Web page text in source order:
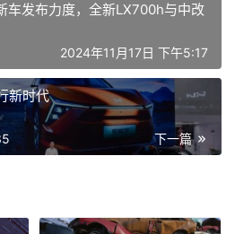
车发布力度，全新LX700h与中改
2024年11月17日 下午5:17
新时代
下一篇